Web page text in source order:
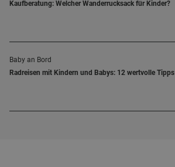
Kaufberatung: Welcher Wanderrucksack für Kinder?
Baby an Bord
Radreisen mit Kindern und Babys: 12 wertvolle Tipps